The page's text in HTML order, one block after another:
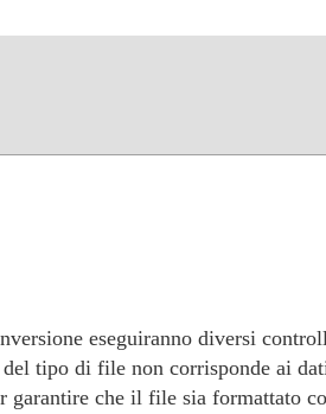
eseguiranno diversi
tipo di file non corrisponde ai
che il file sia formattato